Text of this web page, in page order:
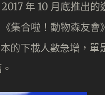
年 10 月底推出的
合啦！動物森友會
的下載人數急增，單